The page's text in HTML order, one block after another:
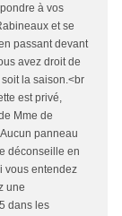
à vos
et se
passant devant
avez droit de
la saison.<br
est privé,
Mme de
panneau
déconseille en
vous entendez
une
dans les